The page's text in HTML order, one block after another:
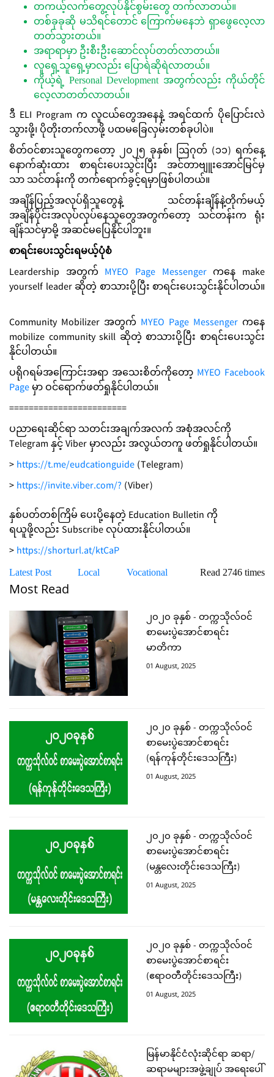
တကယ့်လက်တွေ့လုပ်နိုင်စွမ်းတွေ တက်လာတယ်။
တစ်ခုခုဆို မသိရင်တောင် ကြောက်မနေဘဲ ရှာဖွေလေ့လာ
တတ်သွားတယ်။
အရာရာမှာ ဦးစီးဦးဆောင်လုပ်တတ်လာတယ်။
လူရှေ့သူရှေ့မှာလည်း ပြောရဲဆိုရဲလာတယ်။
ကိုယ့်ရဲ့ Personal Development အတွက်လည်း ကိုယ်တိုင်
လေ့လာတတ်လာတယ်။
ဒီ ELI Program က လူငယ်တွေအနေနဲ့ အရင်ထက် ပိုပြောင်းလဲ
သွားဖို့၊ ပိုတိုးတက်လာဖို့ ပထမခြေလှမ်းတစ်ခုပါပဲ။
စိတ်ဝင်စားသူတွေကတော့ ၂၀၂၅ ခုနှစ်၊ ဩဂုတ် (၁၁) ရက်နေ့
နောက်ဆုံးထား စာရင်းပေးသွင်းပြီး အင်တာဗျူးအောင်မြင်မှ
သာ သင်တန်းကို တက်ရောက်ခွင့်ရမှာဖြစ်ပါတယ်။
အချိန်ပြည့်အလုပ်ရှိသူတွေနဲ့ သင်တန်းချိန်နဲ့တိုက်မယ့်
အချိန်ပိုင်းအလုပ်လုပ်နေသူတွေအတွက်တော့ သင်တန်းက ရုံး
ချိန်သင်မှာမို့ အဆင်မပြေနိုင်ပါဘူး။
စာရင်းပေးသွင်းရမယ့်ပုံစံ
Leardership အတွက် MYEO Page Messengerကနေ make
yourself leader ဆိုတဲ့ စာသားပို့ပြီး စာရင်းပေးသွင်းနိုင်ပါတယ်။
Community Mobilizer အတွက် MYEO Page Messenger ကနေ
mobilize community skill ဆိုတဲ့ စာသားပို့ပြီး စာရင်းပေးသွင်း
နိုင်ပါတယ်။
ပရိုဂရမ်အကြောင်းအရာ အသေးစိတ်ကိုတော့ MYEO Facebook
Pageမှာ ဝင်ရောက်ဖတ်ရှုနိုင်ပါတယ်။
========================
ပညာရေးဆိုင်ရာ သတင်းအချက်အလက် အစုံအလင်ကို
Telegram နှင့် Viber မှာလည်း အလွယ်တကူ ဖတ်ရှုနိုင်ပါတယ်။
>https://t.me/eudcationguide(Telegram)
>https://invite.viber.com/? (Viber)
နှစ်ပတ်တစ်ကြိမ် ပေးပို့နေတဲ့ Education Bulletin ကို
ရယူဖို့လည်း Subscribe လုပ်ထားနိုင်ပါတယ်။
>https://shorturl.at/ktCaP
Latest Post Local Vocational Read 2746 times
Most Read
၂၀၂၀ ခုနှစ် - တက္ကသိုလ်ဝင်
စာမေးပွဲအောင်စာရင်း
မာတိကာ
01 August, 2025
၂၀၂၀ ခုနှစ် - တက္ကသိုလ်ဝင်
စာမေးပွဲအောင်စာရင်း
(ရန်ကုန်တိုင်းဒေသကြီး)
01 August, 2025
၂၀၂၀ ခုနှစ် - တက္ကသိုလ်ဝင်
စာမေးပွဲအောင်စာရင်း
(မန္တလေးတိုင်းဒေသကြီး)
01 August, 2025
၂၀၂၀ ခုနှစ် - တက္ကသိုလ်ဝင်
စာမေးပွဲအောင်စာရင်း
(ဧရာဝတီတိုင်းဒေသကြီး)
01 August, 2025
မြန်မာနိုင်ငံလုံးဆိုင်ရာ ဆရာ/
ဆရာမများအဖွဲ့ချုပ် အရေးပေါ်